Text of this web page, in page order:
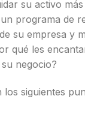
su activo
programa de
su empresa y
qué les
negocio?
siguientes